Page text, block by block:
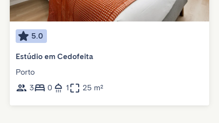
5.0
Estúdio em Cedofeita
Porto
3
0 1 25 m²